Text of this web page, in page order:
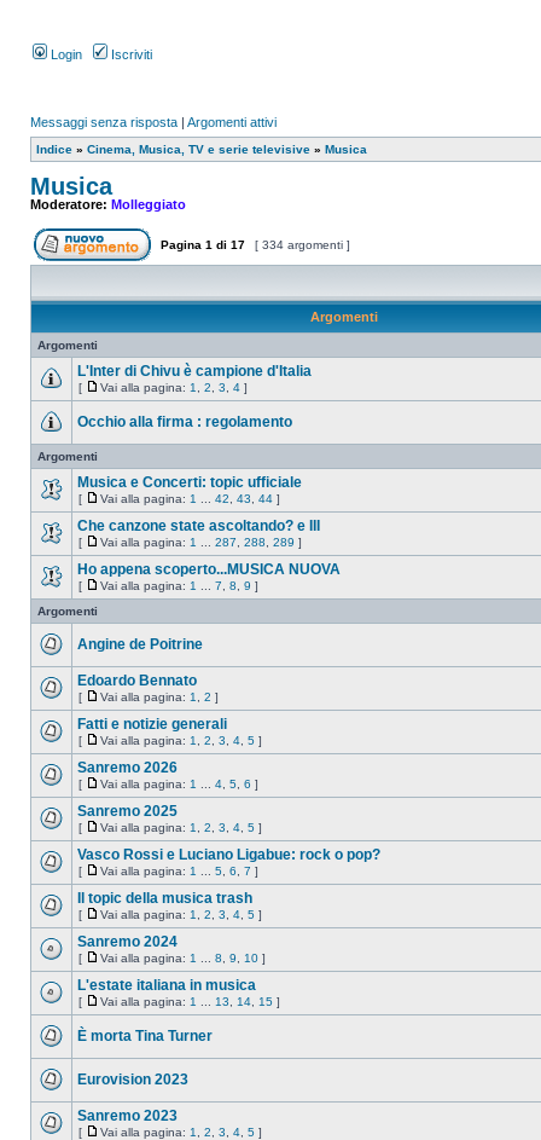
Login Iscriviti
Messaggi senza risposta | Argomenti attivi
Indice » Cinema, Musica, TV e serie televisive » Musica
Musica
Moderatore: Molleggiato
Pagina 1 di 17 [ 334 argomenti ]
Argomenti
Argomenti
L'Inter di Chivu è campione d'Italia
[ Vai alla pagina: 1 2 3 4 ]
Occhio alla firma : regolamento
Argomenti
Musica e Concerti: topic ufficiale
[ Vai alla pagina: 1 42 43 44 ]
Che canzone state ascoltando? e III
[ Vai alla pagina: 1 287 288 289 ]
Ho appena scoperto...MUSICA NUOVA
[ Vai alla pagina: 1 7 8 9 ]
Argomenti
Angine de Poitrine
Edoardo Bennato
[ Vai alla pagina: 1 2 ]
Fatti e notizie generali
[ Vai alla pagina: 1 2 3 4 5 ]
Sanremo 2026
[ Vai alla pagina: 1 4 5 6 ]
Sanremo 2025
[ Vai alla pagina: 1 2 3 4 5 ]
Vasco Rossi e Luciano Ligabue: rock o pop?
[ Vai alla pagina: 1 5 6 7 ]
Il topic della musica trash
[ Vai alla pagina: 1 2 3 4 5 ]
Sanremo 2024
[ Vai alla pagina: 1 8 9 10 ]
L'estate italiana in musica
[ Vai alla pagina: 1 13 14 15 ]
È morta Tina Turner
Eurovision 2023
Sanremo 2023
[ Vai alla pagina: 1 2 3 4 5 ]